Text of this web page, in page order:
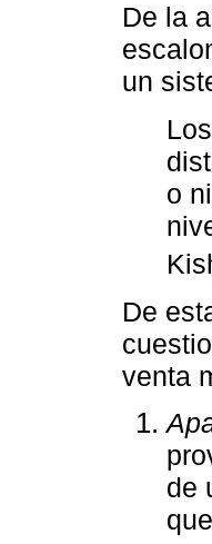
De la
un
o
De
venta
de